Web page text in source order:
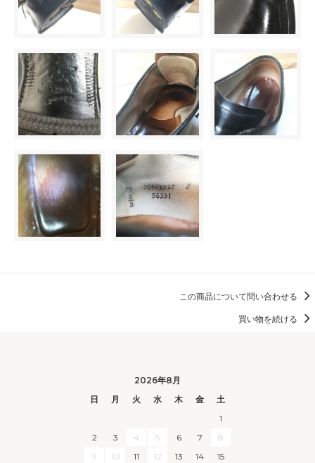
この商品について問い合わせる
買い物を続ける
2026年8月
日
月 火 水 木 金
土
1
2
3 4 5 6 7
8
9
10 11 12 13 14
15